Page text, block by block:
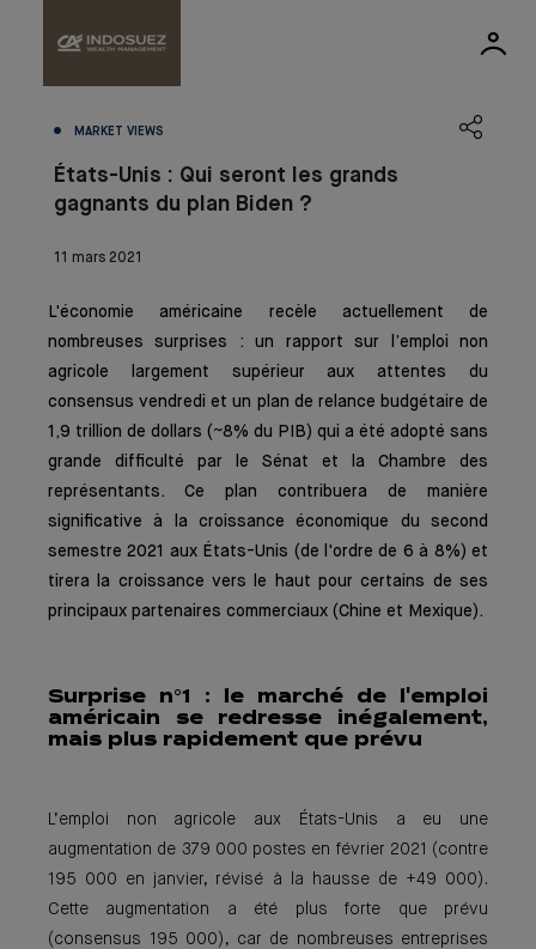
MARKET VIEWS
États-Unis : Qui seront les grands
gagnants du plan Biden ?
11 mars 2021
L'économie américaine recèle actuellement de
nombreuses surprises : un rapport sur l’emploi non
agricole largement supérieur aux attentes du
consensus vendredi et un plan de relance budgétaire de
1,9 trillion de dollars (~8% du PIB) qui a été adopté sans
grande difficulté par le Sénat et la Chambre des
représentants. Ce plan contribuera de manière
significative à la croissance économique du second
semestre 2021 aux États-Unis (de l'ordre de 6 à 8%) et
tirera la croissance vers le haut pour certains de ses
principaux partenaires commerciaux (Chine et Mexique).
Surprise n°1 : le marché de l'emploi
américain se redresse inégalement,
mais plus rapidement que prévu
L’emploi non agricole aux États-Unis a eu une
augmentation de 379 000 postes en février 2021 (contre
195 000 en janvier, révisé à la hausse de +49 000).
Cette augmentation a été plus forte que prévu
(consensus 195 000), car de nombreuses entreprises